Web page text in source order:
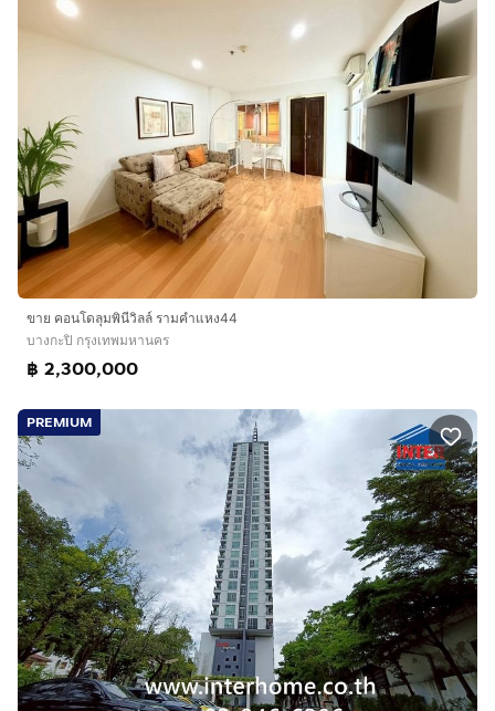
ขาย คอนโดลุมพินีวิลล์ รามคำแหง44
บางกะปิ กรุงเทพมหานคร
฿ 2,300,000
PREMIUM